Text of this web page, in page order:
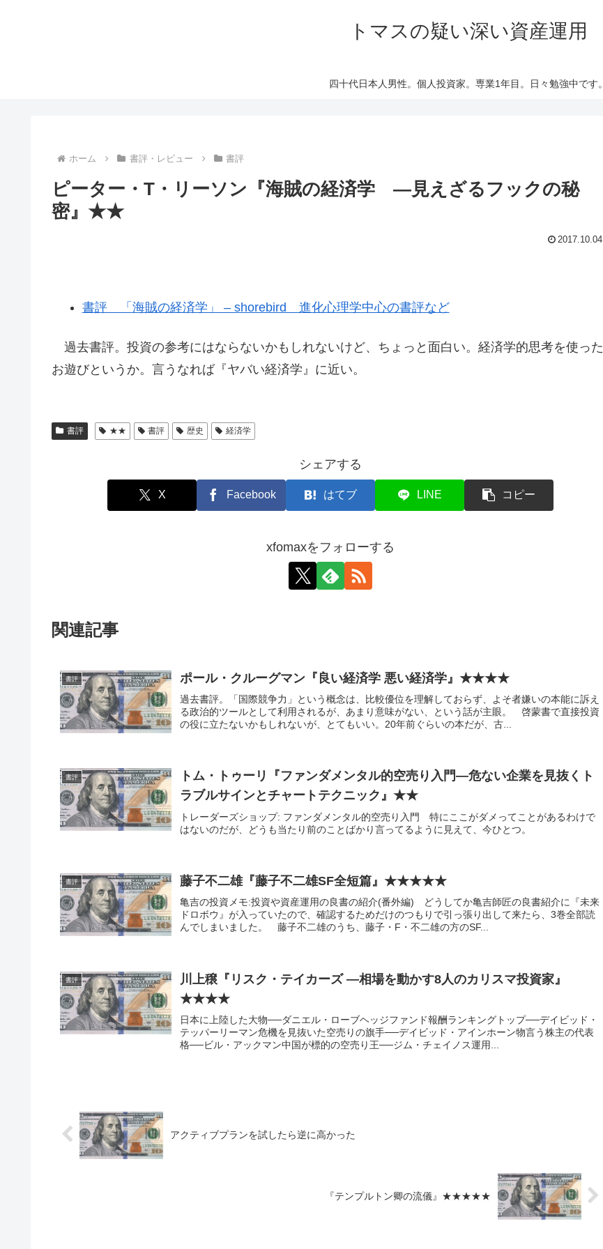
トマスの疑い深い資産運用
四十代日本人男性。個人投資家。専業1年目。日々勉強中です。
ホーム 書評・レビュー 書評
ピーター・T・リーソン『海賊の経済学 ―見えざるフックの秘
密』★★
2017.10.04
書評 「海賊の経済学」 – shorebird 進化心理学中心の書評など
過去書評。投資の参考にはならないかもしれないけど、ちょっと面白い。経済学的思考を使った
お遊びというか。言うなれば『ヤバい経済学』に近い。
書評 ★★ 書評 歴史 経済学
シェアする
X Facebook はてブ LINE コピー
xfomaxをフォローする
関連記事
書評 ポール・クルーグマン『良い経済学 悪い経済学』★★★★
過去書評。「国際競争力」という概念は、比較優位を理解しておらず、よそ者嫌いの本能に訴え
る政治的ツールとして利用されるが、あまり意味がない、という話が主眼。 啓蒙書で直接投資
の役に立たないかもしれないが、とてもいい。20年前ぐらいの本だが、古...
書評
トム・トゥーリ『ファンダメンタル的空売り入門―危ない企業を見抜くト
ラブルサインとチャートテクニック』★★
トレーダーズショップ: ファンダメンタル的空売り入門 特にここがダメってことがあるわけで
はないのだが、どうも当たり前のことばかり言ってるように見えて、今ひとつ。
書評 藤子不二雄『藤子不二雄SF全短篇』★★★★★
亀吉の投資メモ:投資や資産運用の良書の紹介(番外編) どうしてか亀吉師匠の良書紹介に『未来
ドロボウ』が入っていたので、確認するためだけのつもりで引っ張り出して来たら、3巻全部読
んでしまいました。 藤子不二雄のうち、藤子・F・不二雄の方のSF...
書評
川上穣『リスク・テイカーズ ―相場を動かす8人のカリスマ投資家』
★★★★
日本に上陸した大物──ダニエル・ローブヘッジファンド報酬ランキングトップ──デイビッド・
テッパーリーマン危機を見抜いた空売りの旗手──デイビッド・アインホーン物言う株主の代表
格──ビル・アックマン中国が標的の空売り王──ジム・チェイノス運用...
アクティブプランを試したら逆に高かった
『テンプルトン卿の流儀』★★★★★